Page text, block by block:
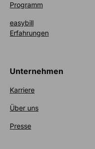
Programm
easybill
Erfahrungen
Unternehmen
Karriere
Über uns
Presse